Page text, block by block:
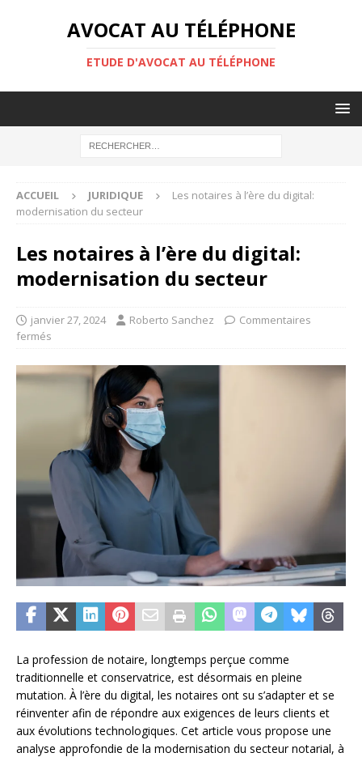
AVOCAT AU TÉLÉPHONE
ETUDE D'AVOCAT AU TÉLÉPHONE
ACCUEIL JURIDIQUE
Les notaires à l’ère du digital:
modernisation du secteur
Les notaires à l’ère du digital:
modernisation du secteur
janvier 27, 2024 Roberto Sanchez
Commentaires
fermés
La profession de notaire, longtemps perçue comme
traditionnelle et conservatrice, est désormais en pleine
mutation. À l’ère du digital, les notaires ont su s’adapter et se
réinventer afin de répondre aux exigences de leurs clients et
aux évolutions technologiques. Cet article vous propose une
analyse approfondie de la modernisation du secteur notarial, à